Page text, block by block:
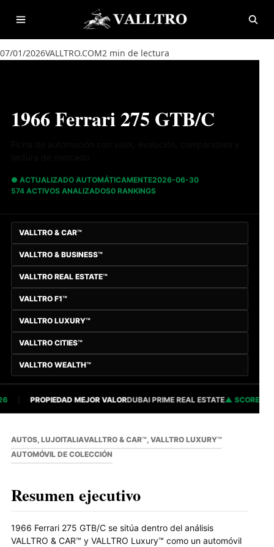
Abrir menú Abrir
07/01/2026VALLTRO.COM2 min de lectura
1966 Ferrari 275 GTB/C
● ACTUALIZADO AUTOMÁTICAMENTE2026-06-30
574 ACTIVOS ANALIZADOS0 RANKINGS
VALLTRO & CAR™
VALLTRO & BUSINESS™
VALLTRO REAL ESTATE™
VALLTRO F1™
VALLTRO LUXURY™
VALLTRO CITIES™
VALLTRO WEALTH™
PROPIEDAD MEJOR VALORDUBAI PRIME REAL ESTATE SCORE 82.84
AUTOS, LUJOITALIAVALLTRO & CAR™, VALLTRO LUXURY™
AUTOMÓVIL DE COLECCIÓN
Resumen ejecutivo
1966 Ferrari 275 GTB/C se sitúa dentro del análisis
VALLTRO & CAR™ y VALLTRO Luxury™ como un automóvil